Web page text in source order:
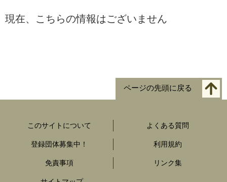
現在、こちらの情報はございません
ページの先頭に戻る
このサイトについて よくある質問
登録団体募集中！ 利用規約
免責事項 リンク集